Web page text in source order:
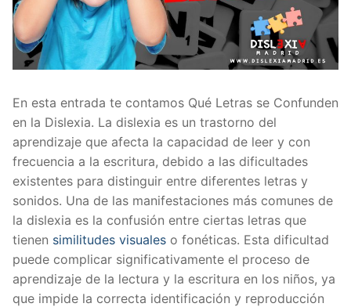
En esta entrada te contamos Qué Letras se Confunden
en la Dislexia. La dislexia es un trastorno del
aprendizaje que afecta la capacidad de leer y con
frecuencia a la escritura, debido a las dificultades
existentes para distinguir entre diferentes letras y
sonidos. Una de las manifestaciones más comunes de
la dislexia es la confusión entre ciertas letras que
tienen similitudes visuales o fonéticas. Esta dificultad
puede complicar significativamente el proceso de
aprendizaje de la lectura y la escritura en los niños, ya
que impide la correcta identificación y reproducción